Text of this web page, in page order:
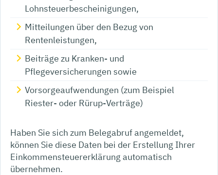
Lohnsteuerbescheinigungen,
Mitteilungen über den Bezug von
Rentenleistungen,
Beiträge zu Kranken- und
Pflegeversicherungen sowie
Vorsorgeaufwendungen (zum Beispiel
Riester- oder Rürup-Verträge)
Haben Sie sich zum Belegabruf angemeldet,
können Sie diese Daten bei der Erstellung Ihrer
Einkommensteuererklärung automatisch
übernehmen.